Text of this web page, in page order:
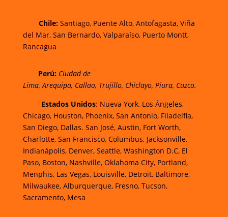
Chile:Santiago, Puente Alto, Antofagasta, Viña
del Mar, San Bernardo, Valparaíso, Puerto Montt,
Rancagua
Perú: Ciudad de
Lima, Arequipa, Callao, Trujillo, Chiclayo, Piura, Cuzco.
Estados Unidos: Nueva York, Los Ángeles,
Chicago, Houston, Phoenix, San Antonio, Filadelfia,
San Diego, Dallas. San José, Austin, Fort Worth,
Charlotte, San Francisco, Columbus, Jacksonville,
Indianápolis, Denver, Seattle, Washington D.C, El
Paso, Boston, Nashville, Oklahoma City, Portland,
Menphis, Las Vegas, Louisville, Detroit, Baltimore,
Milwaukee, Alburquerque, Fresno, Tucson,
Sacramento, Mesa